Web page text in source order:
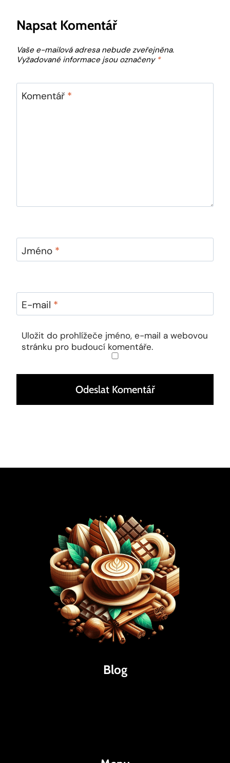
Napsat Komentář
Vaše e-mailová adresa nebude zveřejněna.
Vyžadované informace jsou označeny *
Komentář *
Jméno *
E-mail *
Uložit do prohlížeče jméno, e-mail a webovou
stránku pro budoucí komentáře.
Blog